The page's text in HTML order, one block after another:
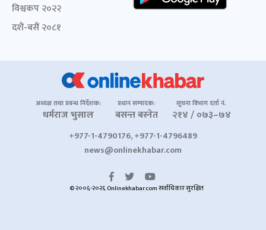
विश्वकप २०२२
दशैं-बसैं २०८१
अध्यक्ष तथा प्रबन्ध निर्देशक:
धर्मराज भुसाल
प्रधान सम्पादक:
बसन्त बस्नेत
सूचना विभाग दर्ता नं.
२१४ / ०७३–७४
+977-1-4790176, +977-1-4796489
news@onlinekhabar.com
© २००६-२०२६ Onlinekhabar.com सर्वाधिकार सुरक्षित